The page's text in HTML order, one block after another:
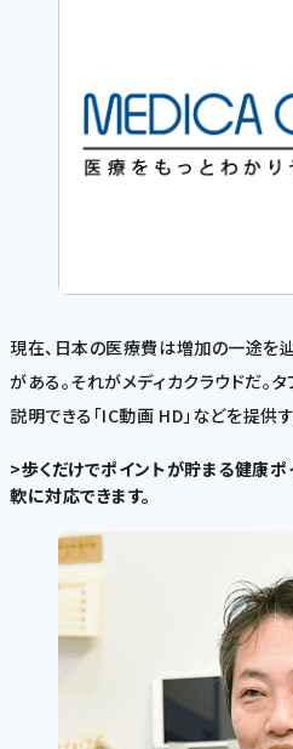
現在、日本の医療費は増加の一途を
がある。それがメディカクラウドだ。
説明できる「IC動画 HD」などを提供す
>歩くだけでポイントが貯まる健康
軟に対応できます。